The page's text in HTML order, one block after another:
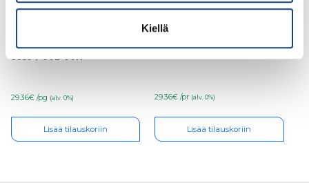
Kiellä
arch koko 37, 00-
99534-002-00H
29.36€ /pg (alv. 0%)
Lisää tilauskoriin
Sievi pohjallinen Dual
arch koko 41, 00-99530-
003-00H
29.36€ /pr (alv. 0%)
Lisää tilauskoriin